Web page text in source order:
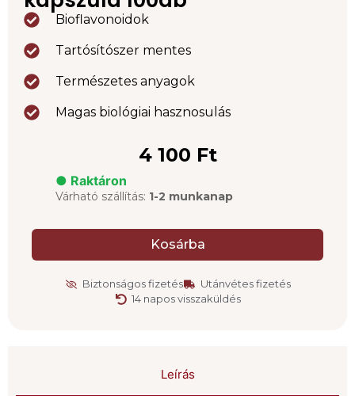
Bioflavonoidok
Tartósítószer mentes
Természetes anyagok
Magas biológiai hasznosulás
4 100 Ft
● Raktáron
Várható szállítás: 1-2 munkanap
Kosárba
Biztonságos fizetés
Utánvétes fizetés
14 napos visszaküldés
Leírás